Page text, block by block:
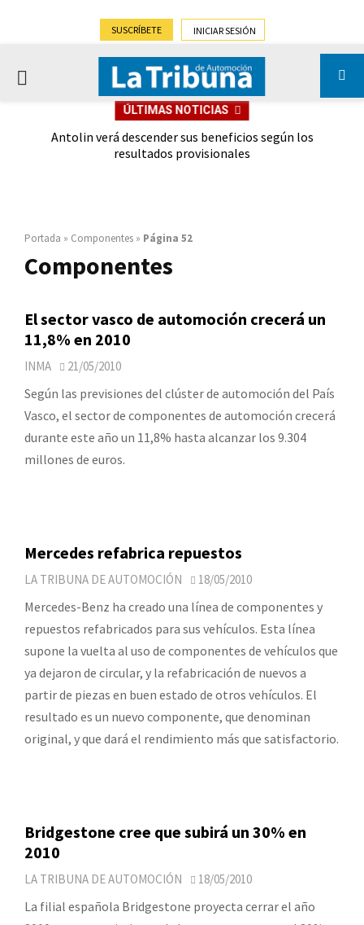
SUSCRÍBETE INICIAR SESIÓN
PRIMARY
ÚLTIMAS NOTICIAS
Antolin verá descender sus beneficios según los
resultados provisionales
Portada » Componentes » Página 52
Componentes
El sector vasco de automoción crecerá un
11,8% en 2010
INMA 21/05/2010
Según las previsiones del clúster de automoción del País
Vasco, el sector de componentes de automoción crecerá
durante este año un 11,8% hasta alcanzar los 9.304
millones de euros.
Mercedes refabrica repuestos
LA TRIBUNA DE AUTOMOCIÓN 18/05/2010
Mercedes-Benz ha creado una línea de componentes y
repuestos refabricados para sus vehículos. Esta línea
supone la vuelta al uso de componentes de vehículos que
ya dejaron de circular, y la refabricación de nuevos a
partir de piezas en buen estado de otros vehículos. El
resultado es un nuevo componente, que denominan
original, y que dará el rendimiento más que satisfactorio.
Bridgestone cree que subirá un 30% en
2010
LA TRIBUNA DE AUTOMOCIÓN 18/05/2010
La filial española Bridgestone proyecta cerrar el año